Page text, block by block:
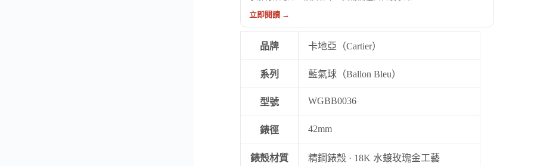
立即閱讀 →
品牌 卡地亞（Cartier）
系列 藍氣球（Ballon Bleu）
型號 WGBB0036
錶徑 42mm
錶殼材質 精鋼錶殼 · 18K 水鍍玫瑰金工藝